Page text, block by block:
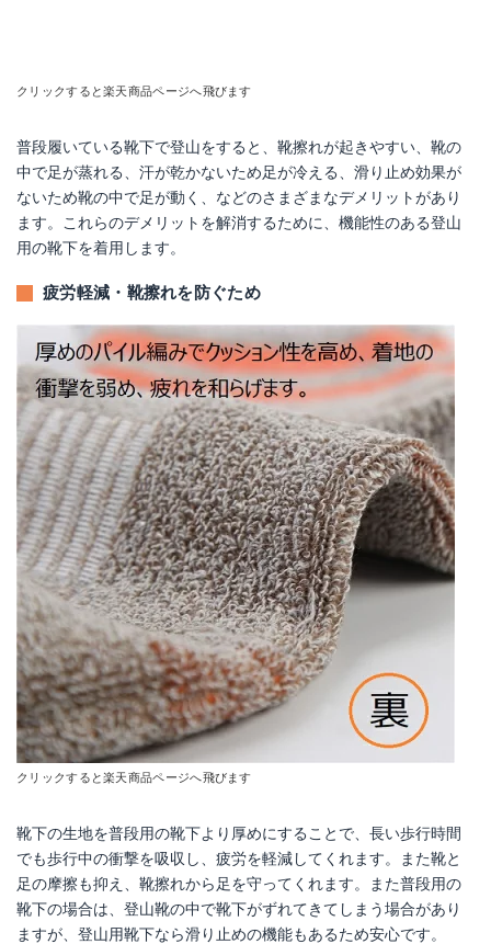
クリックすると楽天商品ページへ飛びます
普段履いている靴下で登山をすると、靴擦れが起きやすい、靴の
中で足が蒸れる、汗が乾かないため足が冷える、滑り止め効果が
ないため靴の中で足が動く、などのさまざまなデメリットがあり
ます。これらのデメリットを解消するために、機能性のある登山
用の靴下を着用します。
疲労軽減・靴擦れを防ぐため
クリックすると楽天商品ページへ飛びます
靴下の生地を普段用の靴下より厚めにすることで、長い歩行時間
でも歩行中の衝撃を吸収し、疲労を軽減してくれます。また靴と
足の摩擦も抑え、靴擦れから足を守ってくれます。また普段用の
靴下の場合は、登山靴の中で靴下がずれてきてしまう場合があり
ますが、登山用靴下なら滑り止めの機能もあるため安心です。